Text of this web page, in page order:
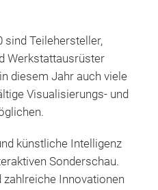
sind Teilehersteller,
Werkstattausrüster
diesem Jahr auch viele
Visualisierungs- und
künstliche Intelligenz
Sonderschau.
Innovationen